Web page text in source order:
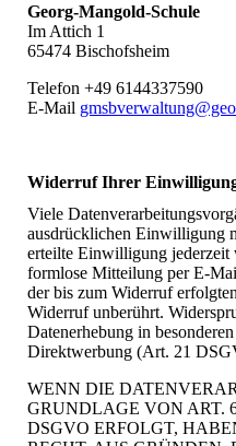
Georg-Mangold-Schule
Im Attich 1
65474 Bischofsheim
Telefon +49 6144337590
E-Mail
Widerruf Ihrer
Viele
ausdrücklichen Einwilligung
erteilte Einwilligung jederzeit
formlose Mitteilung per E-
der bis zum Widerruf
Widerruf unberührt.
Datenerhebung in
Direktwerbung (Art. 21
WENN DIE
GRUNDLAGE VON ART.
DSGVO ERFOLGT,